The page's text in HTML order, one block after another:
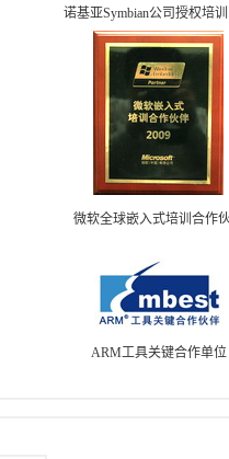
诺基亚Symbian公司授权培
微软全球嵌入式培训合作
ARM工具关键合作单位